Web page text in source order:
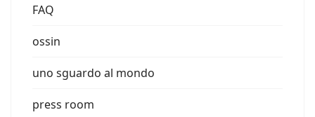
FAQ
ossin
uno sguardo al mondo
press room